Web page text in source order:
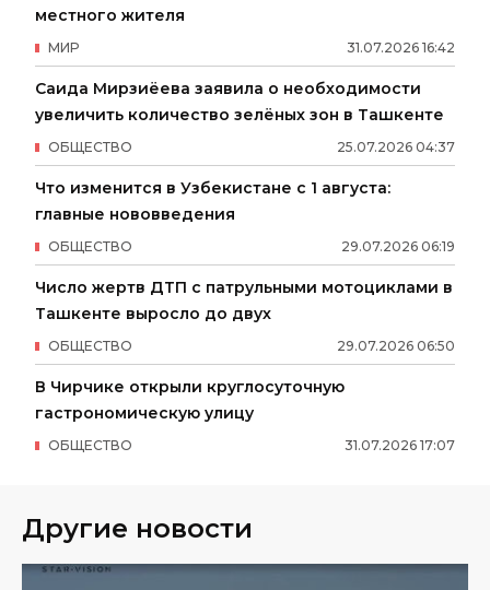
местного жителя
31.07.2026 16:42
МИР
Саида Мирзиёева заявила о необходимости
увеличить количество зелёных зон в Ташкенте
25.07.2026 04:37
ОБЩЕСТВО
Что изменится в Узбекистане с 1 августа:
главные нововведения
29.07.2026 06:19
ОБЩЕСТВО
Число жертв ДТП с патрульными мотоциклами в
Ташкенте выросло до двух
29.07.2026 06:50
ОБЩЕСТВО
В Чирчике открыли круглосуточную
гастрономическую улицу
31.07.2026 17:07
ОБЩЕСТВО
Другие новости